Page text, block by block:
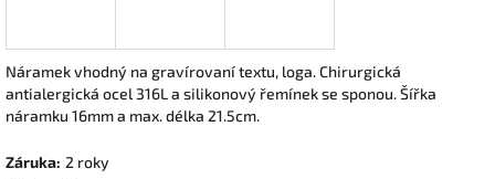
Náramek vhodný na gravírovaní textu, loga. Chirurgická
antialergická ocel 316L a silikonový řemínek se sponou. Šířka
náramku 16mm a max. délka 21.5cm.
Záruka: 2 roky